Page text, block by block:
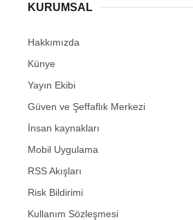
KURUMSAL
Hakkımızda
Künye
Yayın Ekibi
Güven ve Şeffaflık Merkezi
İnsan kaynakları
Mobil Uygulama
RSS Akışları
Risk Bildirimi
Kullanım Sözleşmesi